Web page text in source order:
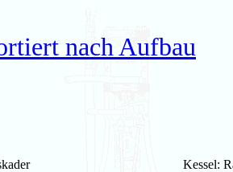
nach Aufbau
Kessel: